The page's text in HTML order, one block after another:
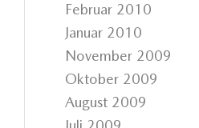
Februar 2010
Januar 2010
November 2009
Oktober 2009
August 2009